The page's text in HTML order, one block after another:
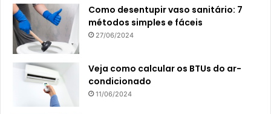
Como desentupir vaso sanitário: 7
métodos simples e fáceis
27/06/2024
Veja como calcular os BTUs do ar-
condicionado
11/06/2024